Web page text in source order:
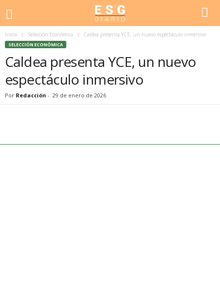
Inicio Selección Económica Caldea presenta YCE, un nuevo espectáculo inmersivo
SELECCIÓN ECONÓMICA
Caldea presenta YCE, un nuevo
espectáculo inmersivo
Por Redacción - 29 de enero de 2026